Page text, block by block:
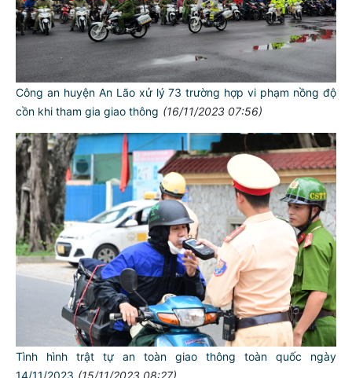
Công an huyện An Lão xử lý 73 trường hợp vi phạm nồng độ
cồn khi tham gia giao thông (16/11/2023 07:56)
Tình hình trật tự an toàn giao thông toàn quốc ngày
14/11/2023 (15/11/2023 08:27)